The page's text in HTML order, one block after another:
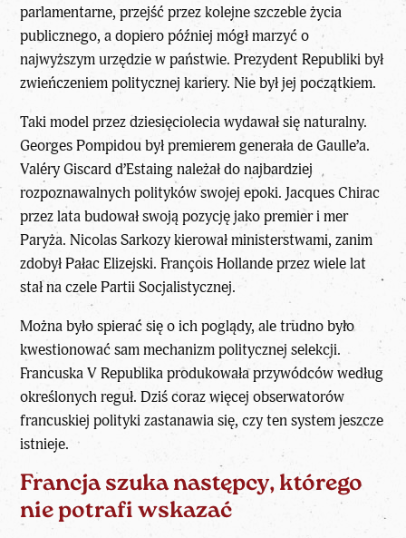
parlamentarne, przejść przez kolejne szczeble życia
publicznego, a dopiero później mógł marzyć o
najwyższym urzędzie w państwie. Prezydent Republiki był
zwieńczeniem politycznej kariery. Nie był jej początkiem.
Taki model przez dziesięciolecia wydawał się naturalny.
Georges Pompidou był premierem generała de Gaulle’a.
Valéry Giscard d’Estaingnależał do najbardziej
rozpoznawalnych polityków swojej epoki. Jacques Chirac
przez lata budował swoją pozycję jako premier i mer
Paryża.Nicolas Sarkozykierował ministerstwami, zanim
zdobył Pałac Elizejski. François Hollande przez wiele lat
stał na czele Partii Socjalistycznej.
Można było spierać się o ich poglądy, ale trudno było
kwestionować sam mechanizm politycznej selekcji.
FrancuskaV Republikaprodukowała przywódców według
określonych reguł. Dziś coraz więcej obserwatorów
francuskiej polityki zastanawia się, czy ten system jeszcze
istnieje.
Francja szuka następcy, którego
nie potrafi wskazać